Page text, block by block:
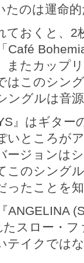
たのは運命
ておくと、2
Café
またカップ
はこのシン
ングルは音
』はギタ
いところが
ージョンは
このシング
ったことを
ANGELINA
たスロー・
テイクでは